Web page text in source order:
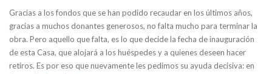
Gracias a los fondos que se han podido recaudar en los últimos años,
gracias a muchos donantes generosos, no falta mucho para terminar la
obra. Pero aquello que falta, es lo que decide la fecha de inauguración
de esta Casa, que alojará a los huéspedes y a quienes deseen hacer
retiros. Es por eso que nuevamente les pedimos su ayuda decisiva: en